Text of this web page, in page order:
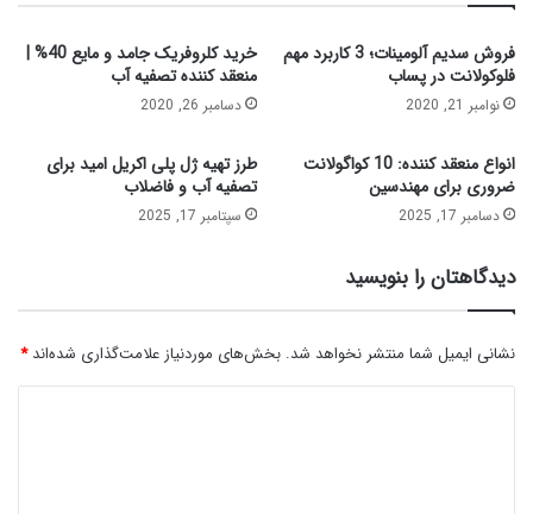
فروش سدیم آلومینات؛ 3 کاربرد مهم
فلوکولانت در پساب
نوامبر 21, 2020
خرید کلروفریک جامد و مایع 40% |
منعقد کننده تصفیه آب
دسامبر 26, 2020
انواع منعقد کننده: 10 کواگولانت
ضروری برای مهندسین
دسامبر 17, 2025
طرز تهیه ژل پلی اکریل امید برای
تصفیه آب و فاضلاب
سپتامبر 17, 2025
دیدگاهتان را بنویسید
نشانی ایمیل شما منتشر نخواهد شد. بخش‌های موردنیاز علامت‌گذاری شده‌اند*